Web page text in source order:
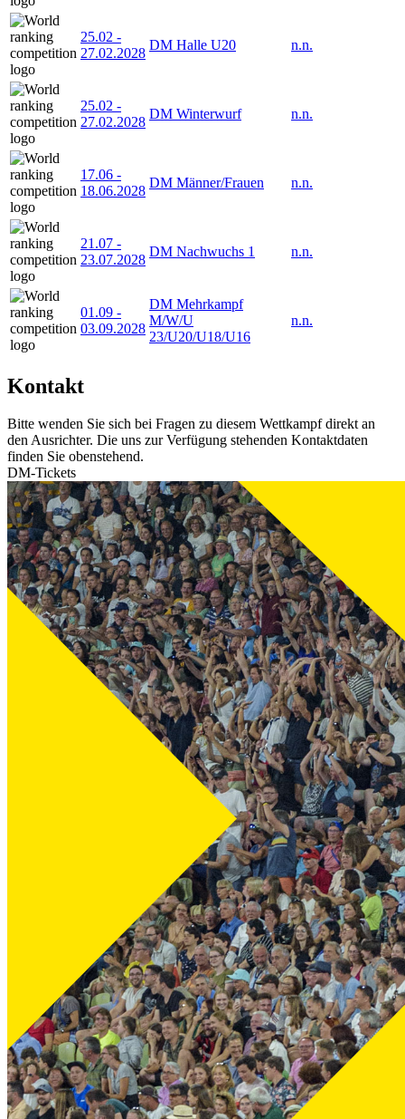
25.02 -
27.02.2028
DM Halle U20 n.n.
25.02 -
27.02.2028
DM Winterwurf n.n.
17.06 -
18.06.2028
DM Männer/Frauen n.n.
21.07 -
23.07.2028
DM Nachwuchs 1 n.n.
01.09 -
03.09.2028
DM Mehrkampf
M/W/U
23/U20/U18/U16
n.n.
Kontakt
Bitte wenden Sie sich bei Fragen zu diesem Wettkampf direkt an
den Ausrichter. Die uns zur Verfügung stehenden Kontaktdaten
finden Sie obenstehend.
DM-Tickets